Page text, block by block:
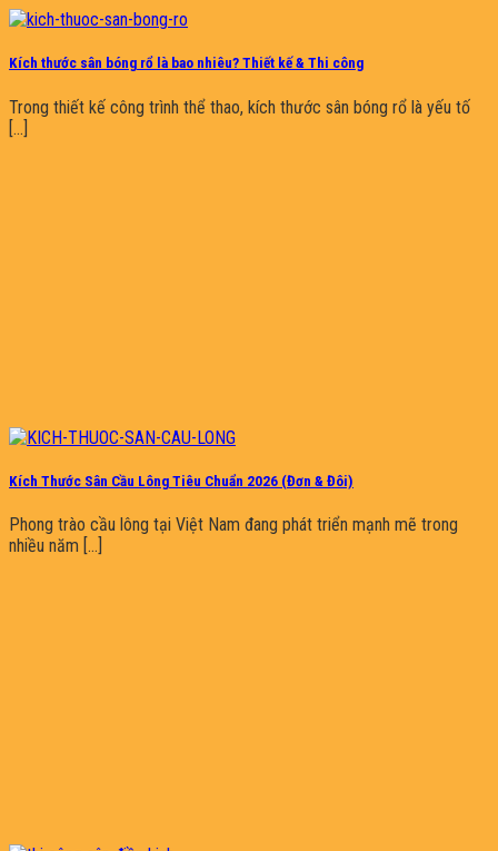
Kích thước sân bóng rổ là bao nhiêu? Thiết kế & Thi công
Trong thiết kế công trình thể thao, kích thước sân bóng rổ là yếu tố
[...]
Kích Thước Sân Cầu Lông Tiêu Chuẩn 2026 (Đơn & Đôi)
Phong trào cầu lông tại Việt Nam đang phát triển mạnh mẽ trong
nhiều năm [...]